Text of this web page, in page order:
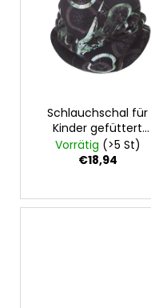
Schlauchschal für
Kinder gefüttert
Outlast® -
Motorräder/Khaki
Vorrätig (>5 St)
€18,94